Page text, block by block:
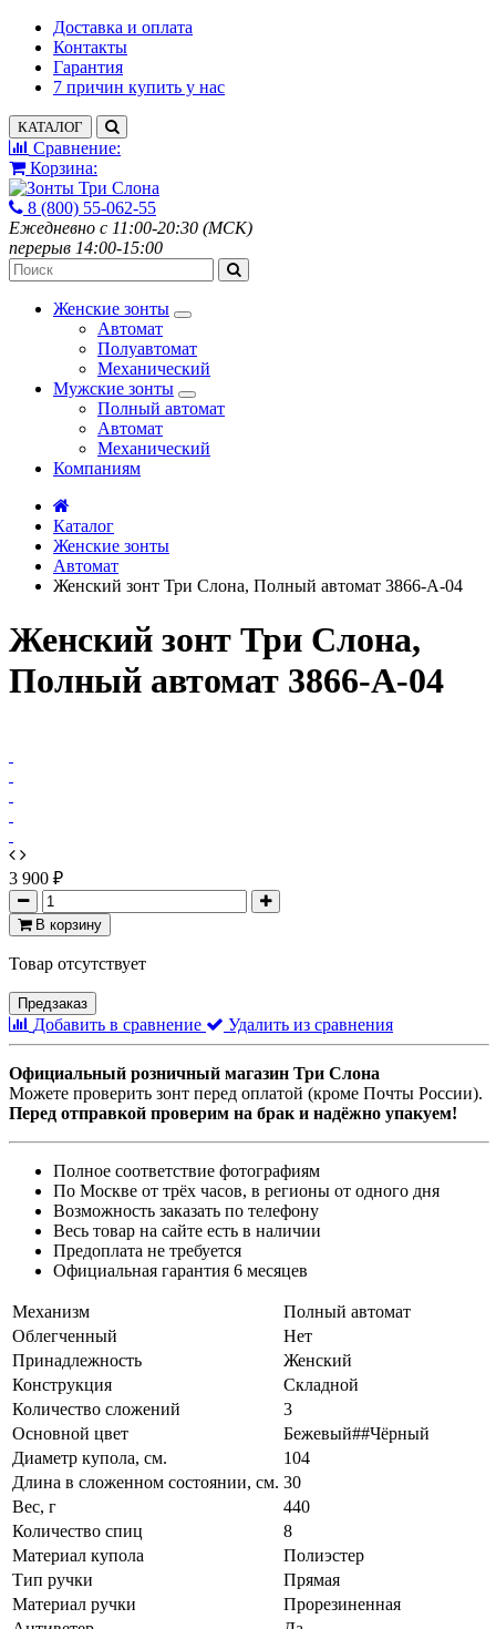
Доставка и оплата
Контакты
Гарантия
7 причин купить у нас
КАТАЛОГ
Сравнение:
Корзина:
8 (800) 55-062-55
Ежедневно с 11:00-20:30 (МСК)
перерыв 14:00-15:00
Женские зонты
Автомат
Полуавтомат
Механический
Мужские зонты
Полный автомат
Автомат
Механический
Компаниям
Каталог
Женские зонты
Автомат
Женский зонт Три Слона, Полный автомат 3866-A-04
Женский зонт Три Слона,
Полный автомат 3866-A-04
3 900 ₽
В корзину
Товар отсутствует
Предзаказ
Добавить в сравнение Удалить из сравнения
Официальный розничный магазин Три Слона
Можете проверить зонт перед оплатой (кроме Почты России).
Перед отправкой проверим на брак и надёжно упакуем!
Полное соответствие фотографиям
По Москве от трёх часов, в регионы от одного дня
Возможность заказать по телефону
Весь товар на сайте есть в наличии
Предоплата не требуется
Официальная гарантия 6 месяцев
Механизм
Полный автомат
Облегченный
Нет
Принадлежность
Женский
Конструкция
Складной
Количество сложений
3
Основной цвет
Бежевый##Чёрный
Диаметр купола, см.
104
Длина в сложенном состоянии, см. 30
Вес, г
440
Количество спиц
8
Материал купола
Полиэстер
Тип ручки
Прямая
Материал ручки
Прорезиненная